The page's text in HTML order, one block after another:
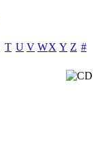
T U V WX Y Z #